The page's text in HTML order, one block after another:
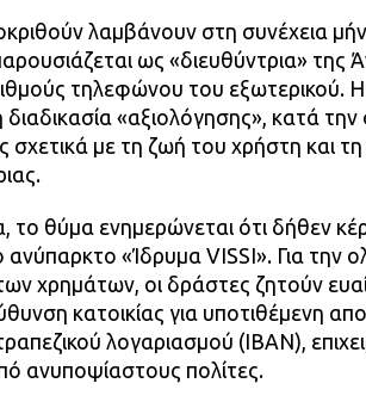
λαμβάνουν στη συνέχεια
ως «διευθύντρια» της
τηλεφώνου του εξωτερικού. Η
διαδικασία «αξιολόγησης», κατά
σχετικά με τη ζωή του χρήστη και
το θύμα ενημερώνεται ότι δήθεν
«Ίδρυμα VISSI». Για την
χρημάτων, οι δράστες ζητούν
κατοικίας για υποτιθέμενη
λογαριασμού (IBAN),
ανυποψίαστους πολίτες.